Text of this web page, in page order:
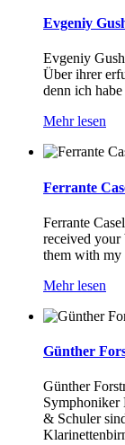
Evgeniy
Evgeniy
Über ihrer
denn ich
Mehr lesen
Ferrante
Ferrante
received your
them with my
Mehr lesen
Günther
Günther
Symphoniker
& Schuler